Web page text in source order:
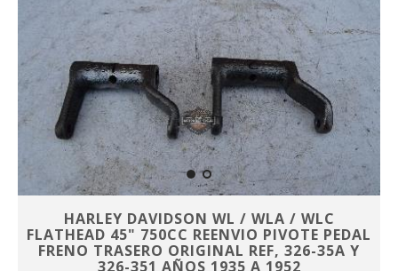
HARLEY DAVIDSON WL / WLA / WLC
FLATHEAD 45" 750CC REENVIO PIVOTE PEDAL
FRENO TRASERO ORIGINAL REF, 326-35A Y
326-351 AÑOS 1935 A 1952